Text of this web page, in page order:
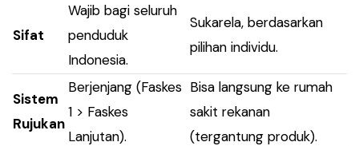
Sifat
Wajib bagi seluruh
penduduk
Indonesia.
Sukarela, berdasarkan
pilihan individu.
Sistem
Rujukan
Berjenjang (Faskes
1 > Faskes
Lanjutan).
Bisa langsung ke rumah
sakit rekanan
(tergantung produk).